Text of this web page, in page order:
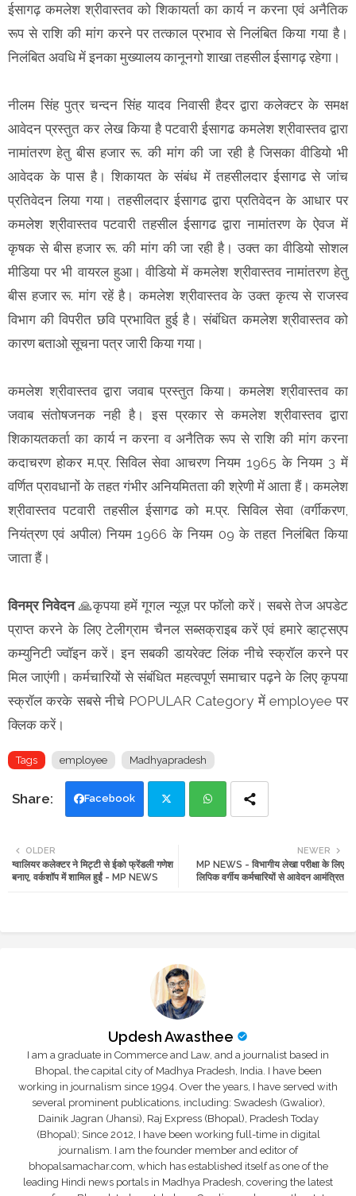
ईसागढ़ कमलेश श्रीवास्‍तव को शिकायर्ता का कार्य न करना एवं अनैतिक
रूप से राशि की मांग करने पर तत्‍काल प्रभाव से निलंबित किया गया है।
निलंबित अवधि में इनका मुख्‍यालय कानूनगो शाखा तहसील ईसागढ़ रहेगा।
नीलम सिंह पुत्र चन्दन सिंह यादव निवासी हैदर द्वारा कलेक्टर के समक्ष
आवेदन प्रस्तुत कर लेख किया है पटवारी ईसागढ कमलेश श्रीवास्तव द्वारा
नामांतरण हेतु बीस हजार रू. की मांग की जा रही है जिसका वीडियो भी
आवेदक के पास है। शिकायत के संबंध में तहसीलदार ईसागढ से जांच
प्रतिवेदन लिया गया। तहसीलदार ईसागढ द्वारा प्रतिवेदन के आधार पर
कमलेश श्रीवास्तव पटवारी तहसील ईसागढ द्वारा नामांतरण के ऐवज में
कृषक से बीस हजार रू. की मांग की जा रही है। उक्त का वीडियो सोशल
मीडिया पर भी वायरल हुआ। वीडियो में कमलेश श्रीवास्तव नामांतरण हेतु
बीस हजार रू. मांग रहें है। कमलेश श्रीवास्तव के उक्त कृत्य से राजस्व
विभाग की विपरीत छवि प्रभावित हुई है। संबंधित कमलेश श्रीवास्तव को
कारण बताओ सूचना पत्र जारी किया गया।
कमलेश श्रीवास्तव द्वारा जवाब प्रस्तुत किया। कमलेश श्रीवास्तव का
जवाब संतोषजनक नही है। इस प्रकार से कमलेश श्रीवास्तव द्वारा
शिकायतकर्ता का कार्य न करना व अनैतिक रूप से राशि की मांग करना
कदाचरण होकर म.प्र. सिविल सेवा आचरण नियम 1965 के नियम 3 में
वर्णित प्रावधानों के तहत गंभीर अनियमितता की श्रेणी में आता हैं। कमलेश
श्रीवास्तव पटवारी तहसील ईसागढ को म.प्र. सिविल सेवा (वर्गीकरण,
नियंत्रण एवं अपील) नियम 1966 के नियम 09 के तहत निलंबित किया
जाता हैं।
विनम्र निवेदन🙏कृपया हमें गूगल न्यूज़ पर फॉलो करें। सबसे तेज अपडेट
प्राप्त करने के लिए टेलीग्राम चैनल सब्सक्राइब करें एवं हमारे व्हाट्सएप
कम्युनिटी ज्वॉइन करें। इन सबकी डायरेक्ट लिंक नीचे स्क्रॉल करने पर
मिल जाएंगी। कर्मचारियों से संबंधित महत्वपूर्ण समाचार पढ़ने के लिए कृपया
स्क्रॉल करके सबसे नीचे POPULAR Category में employee पर
क्लिक करें।
Tags employee Madhyapradesh
Facebook
tte ats
NEWER
MP NEWS - विभागीय लेखा परीक्षा के लिए
लिपिक वर्गीय कर्मचारियों से आवेदन आमंत्रित
OLDER
ग्वालियर कलेक्टर ने मिट्टी से ईको फ्रेंडली गणेश
बनाए, वर्कशॉप में शामिल हुईं - MP NEWS
Updesh Awasthee
I am a graduate in Commerce and Law, and a journalist based in
Bhopal, the capital city of Madhya Pradesh, India. I have been
working in journalism since 1994. Over the years, I have served with
several prominent publications, including: Swadesh (Gwalior),
Dainik Jagran (Jhansi), Raj Express (Bhopal), Pradesh Today
(Bhopal); Since 2012, I have been working full-time in digital
journalism. I am the founder member and editor of
bhopalsamachar.com, which has established itself as one of the
leading Hindi news portals in Madhya Pradesh, covering the latest